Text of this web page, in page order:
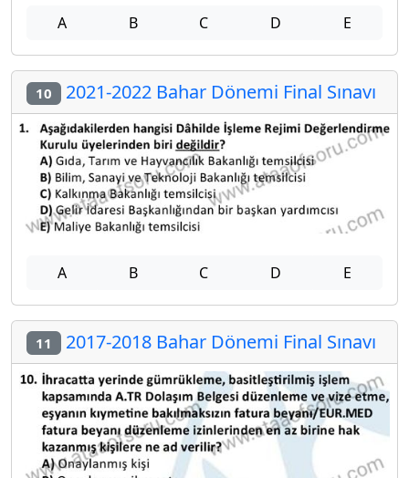
A B C D E
10 2021-2022 Bahar Dönemi Final Sınavı
A B C D E
11 2017-2018 Bahar Dönemi Final Sınavı